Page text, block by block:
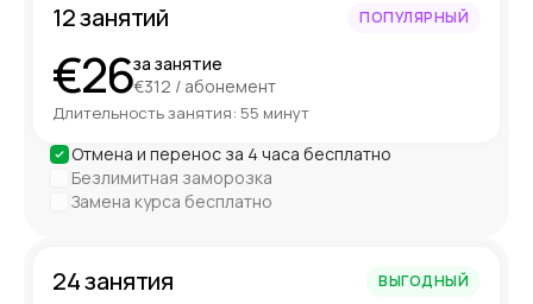
12 занятий ПОПУЛЯРНЫЙ
€26за занятие
€312 / абонемент
Длительность занятия: 55 минут
Отмена и перенос за 4 часа бесплатно
Безлимитная заморозка
Замена курса бесплатно
24 занятия ВЫГОДНЫЙ